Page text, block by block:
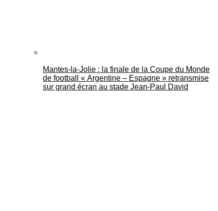
Mantes-la-Jolie : la finale de la Coupe du Monde
de football « Argentine – Espagne » retransmise
sur grand écran au stade Jean-Paul David